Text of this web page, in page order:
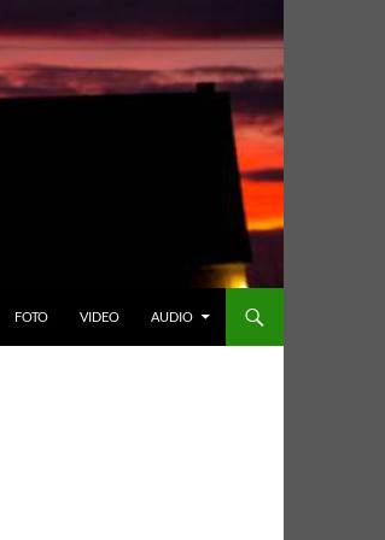
FOTO VIDEO AUDIO